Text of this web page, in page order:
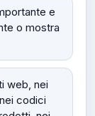
e
o mostra
web, nei
codici